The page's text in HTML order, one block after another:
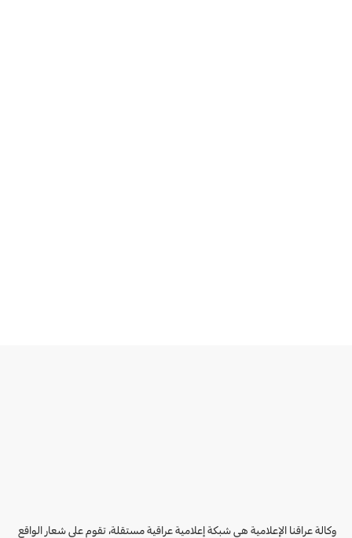
وكالة عراقنا الإعلامية هي شبكة إعلامية عراقية مستقلة، تقوم على شعار الواقع